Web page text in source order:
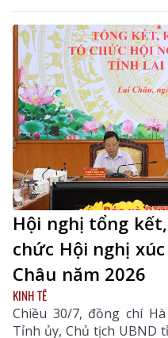
Hội nghị tổng
chức Hội nghị
Châu năm 2026
KINH TẾ
Chiều 30/7, đồng chí
Tỉnh ủy, Chủ tịch UBND